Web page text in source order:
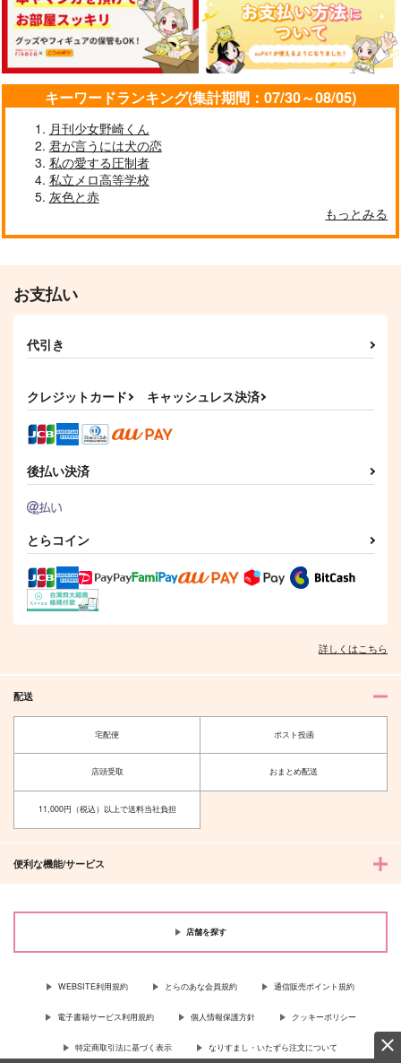
キーワードランキング(集計期間：07/30～08/05)
月刊少女野崎くん
君が言うには犬の恋
私の愛する圧制者
私立メロ高等学校
灰色と赤
もっとみる
お支払い
代引き
クレジットカード キャッシュレス決済
後払い決済
とらコイン
詳しくはこちら
配送
宅配便 ポスト投函
店頭受取 おまとめ配送
11,000円（税込）以上で送料当社負担
便利な機能/サービス
店舗を探す
WEBSITE利用規約 とらのあな会員規約 通信販売ポイント規約
電子書籍サービス利用規約 個人情報保護方針 クッキーポリシー
特定商取引法に基づく表示 なりすまし・いたずら注文について